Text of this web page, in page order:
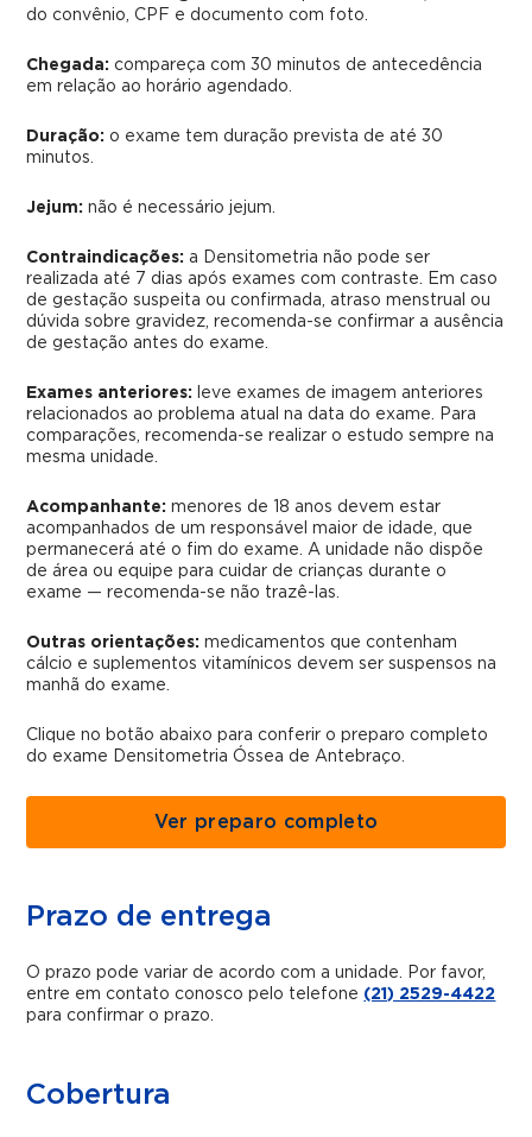
do convênio, CPF e documento com foto.
Chegada: compareça com 30 minutos de antecedência
em relação ao horário agendado.
Duração: o exame tem duração prevista de até 30
minutos.
Jejum: não é necessário jejum.
Contraindicações: a Densitometria não pode ser
realizada até 7 dias após exames com contraste. Em caso
de gestação suspeita ou confirmada, atraso menstrual ou
dúvida sobre gravidez, recomenda-se confirmar a ausência
de gestação antes do exame.
Exames anteriores:
leve exames de imagem anteriores
relacionados ao problema atual na data do exame. Para
comparações, recomenda-se realizar o estudo sempre na
mesma unidade.
Acompanhante: menores de 18 anos devem estar
acompanhados de um responsável maior de idade, que
permanecerá até o fim do exame. A unidade não dispõe
de área ou equipe para cuidar de crianças durante o
exame — recomenda-se não trazê-las.
Outras orientações: medicamentos que contenham
cálcio e suplementos vitamínicos devem ser suspensos na
manhã do exame.
Clique no botão abaixo para conferir o preparo completo
do exame Densitometria Óssea de Antebraço.
Ver preparo completo
Prazo de entrega
O prazo pode variar de acordo com a unidade. Por favor,
entre em contato conosco pelo telefone (21) 2529-4422
para confirmar o prazo.
Cobertura